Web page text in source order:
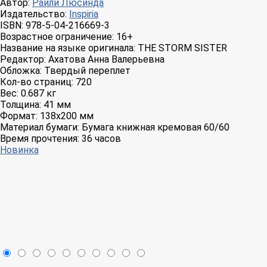
Автор: Райли Люсинда
Издательство: Inspiria
ISBN: 978-5-04-216669-3
Возрастное ограничение: 16+
Название на языке оригинала: THE STORM SISTER
Редактор: Ахатова Анна Валерьевна
Обложка: Твердый переплет
Кол-во страниц: 720
Вес: 0.687 кг
Толщина: 41 мм
Формат: 138x200 мм
Материал бумаги: Бумага книжная кремовая 60/60
Время прочтения: 36 часов
Новинка